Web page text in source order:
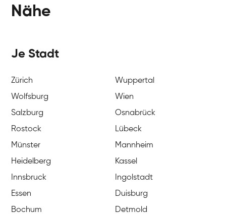
Nähe
Je Stadt
Zürich
Wuppertal
Wolfsburg
Wien
Salzburg
Osnabrück
Rostock
Lübeck
Münster
Mannheim
Heidelberg
Kassel
Innsbruck
Ingolstadt
Essen
Duisburg
Bochum
Detmold